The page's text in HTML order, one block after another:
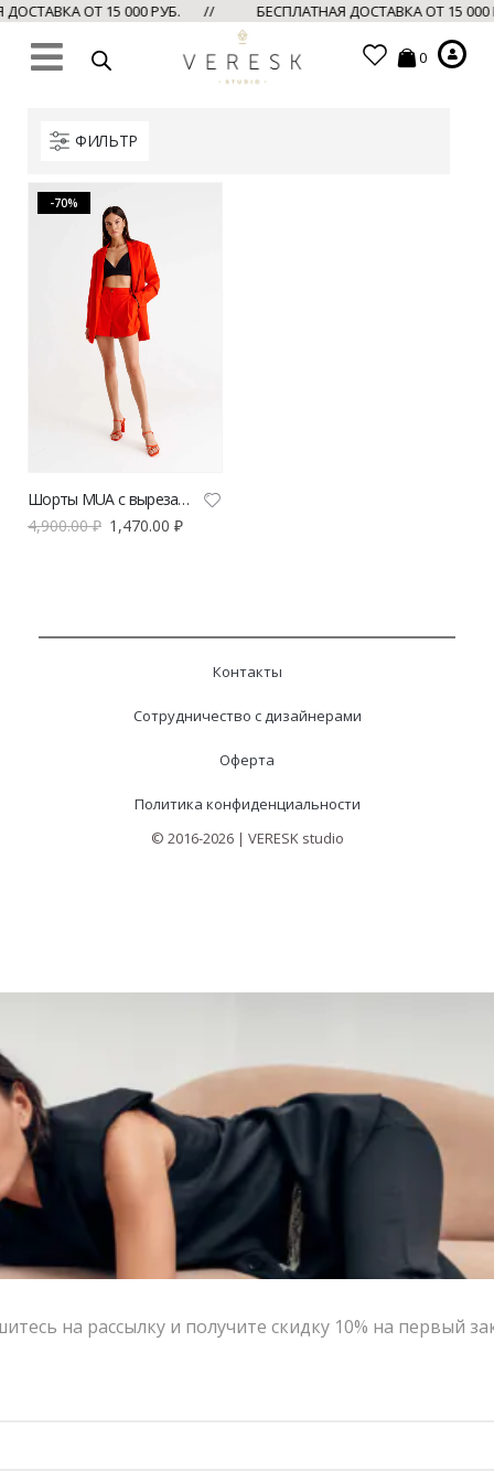
ОТ 15 000 РУБ. // БЕСПЛАТНАЯ ДОСТАВКА ОТ 15
0
ФИЛЬТР
-70%
Шорты MUA с вырезами
4,900.00₽ 1,470.00 ₽
Контакты
Сотрудничество с дизайнерами
Оферта
Политика конфиденциальности
© 2016-2026 | VERESK studio
на рассылку и получите скидку 10% на первый